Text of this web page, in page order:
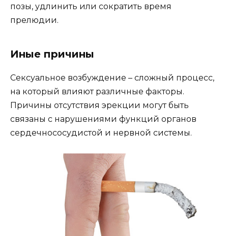
позы, удлинить или сократить время
прелюдии.
Иные причины
Сексуальное возбуждение – сложный процесс,
на который влияют различные факторы.
Причины отсутствия эрекции могут быть
связаны с нарушениями функций органов
сердечнососудистой и нервной системы.